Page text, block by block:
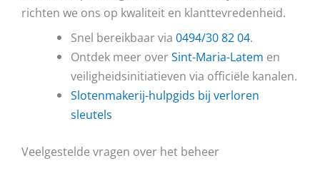
richten we ons op kwaliteit en klanttevredenheid.
Snel bereikbaar via0494/30 82 04.
Ontdek meer overSint-Maria-Latem en
veiligheidsinitiatieven via officiële kanalen.
Slotenmakerij-hulpgids bij verloren
sleutels
Veelgestelde vragen over het beheer